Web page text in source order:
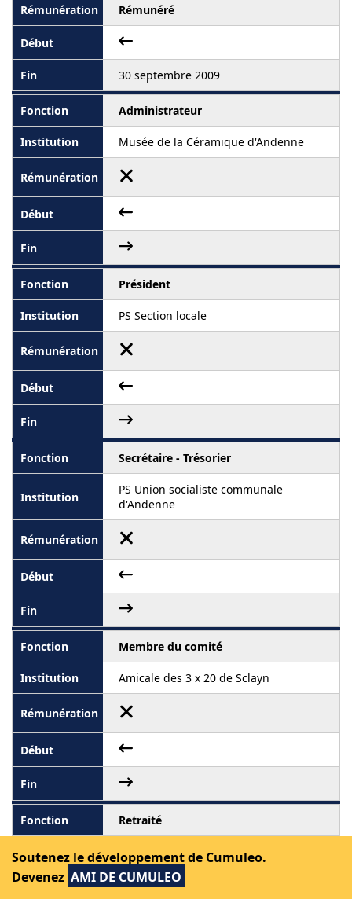
Rémunéré
30 septembre 2009
Administrateur
Musée de la Céramique d'Andenne
Président
PS Section locale
Secrétaire - Trésorier
PS Union socialiste communale
d'Andenne
Membre du comité
Amicale des 3 x 20 de Sclayn
Retraité
-
Rémunéré
Soutenez le développement de Cumuleo.
Devenez AMI DE CUMULEO